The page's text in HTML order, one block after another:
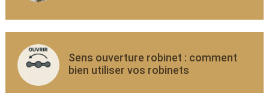
Sens ouverture robinet : comment
bien utiliser vos robinets